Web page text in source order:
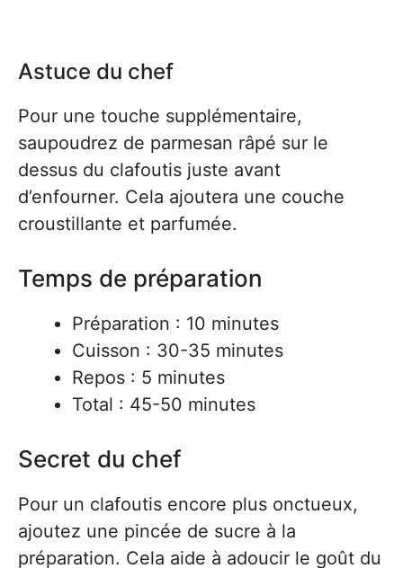
Astuce du chef
Pour une touche supplémentaire,
saupoudrez de parmesan râpé sur le
dessus du clafoutis juste avant
d’enfourner. Cela ajoutera une couche
croustillante et parfumée.
Temps de préparation
Préparation : 10 minutes
Cuisson : 30-35 minutes
Repos : 5 minutes
Total : 45-50 minutes
Secret du chef
Pour un clafoutis encore plus onctueux,
ajoutez une pincée de sucre à la
préparation. Cela aide à adoucir le goût du